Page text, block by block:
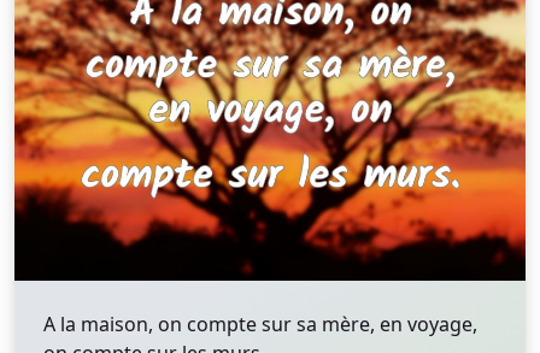
A la maison, on compte sur sa mère, en voyage,